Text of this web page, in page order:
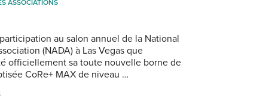
ASSOCIATIONS
au salon annuel de la National
(NADA) à Las Vegas que
officiellement sa toute nouvelle borne de
CoRe+ MAX de niveau …